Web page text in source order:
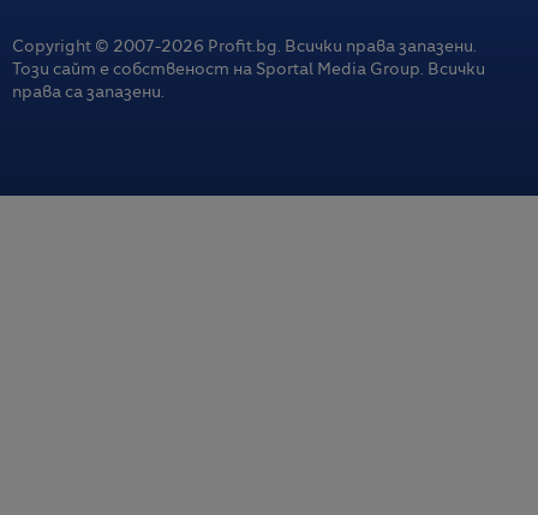
Copyright © 2007-2026 Profit.bg. Всички права запазени.
Този сайт е собственост на Sportal Media Group. Всички
права са запазени.